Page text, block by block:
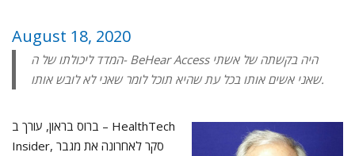
August 18, 2020
המדד ליכולתו של ה- BeHear Access היה בקשתה של אשתי
שאני אשים אותו בכל עת שהיא תוכל לומר שאני לא לובש אותו.
ברוס בראון, עורך ב – HealthTech
Insider, סקר לאחרונה את מגבר